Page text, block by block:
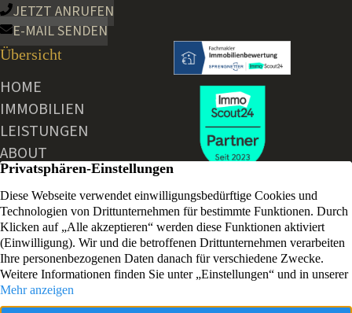
JETZT ANRUFEN
E-MAIL SENDEN
Übersicht
HOME
IMMOBILIEN
LEISTUNGEN
ABOUT
AKTUELLE NEWS
KONTAKT